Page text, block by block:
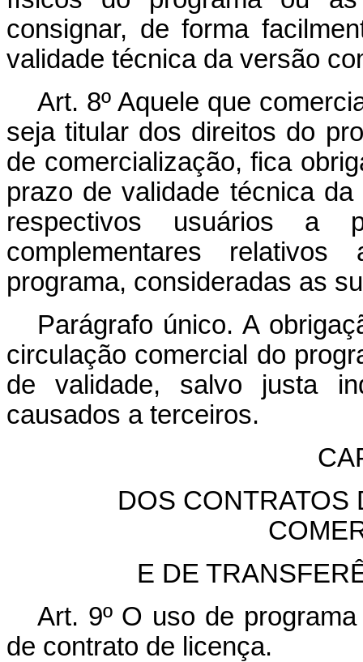
consignar, de forma
validade técnica da versão
Art. 8º Aquele que
seja titular dos direitos do
de comercialização, fica
prazo de validade técnica
respectivos usuários a
complementares
programa, consideradas as
Parágrafo único. A
circulação comercial do
de validade, salvo justa
causados a terceiros.
DOS CONTRATOS
E DE
Art. 9º O uso de
de contrato de licença.